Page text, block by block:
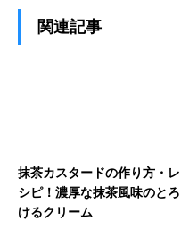
関連記事
抹茶カスタードの作り方・レ
シピ！濃厚な抹茶風味のとろ
けるクリーム